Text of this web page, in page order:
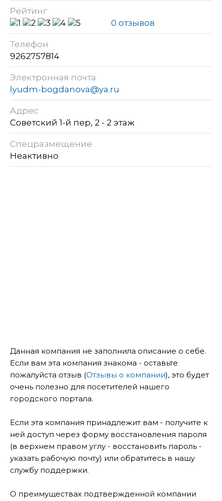
Рейтинг
0 отзывов
Телефон
9262757814
Электронная почта
lyudm-bogdanova@ya.ru
Адрес
Советский 1-й пер, 2 - 2 этаж
Спецразмещение
Неактивно
Данная компания не заполнила описание о себе.
Если вам эта компания знакома - оставьте
пожалуйста отзыв (Отзывы о компании), это будет
очень полезно для посетителей нашего
городского портала.
Если эта компания принадлежит вам - получите к
ней доступ через форму восстановления пароля
(в верхнем правом углу - восстановить пароль -
указать рабочую почту) или обратитесь в нашу
службу поддержки.
О преимуществах подтвержденной компании